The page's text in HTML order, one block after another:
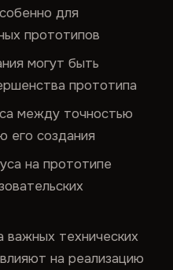
для
прототипов
могут быть
прототипа
между точностью
его создания
на прототипе
важных технических
на реализацию